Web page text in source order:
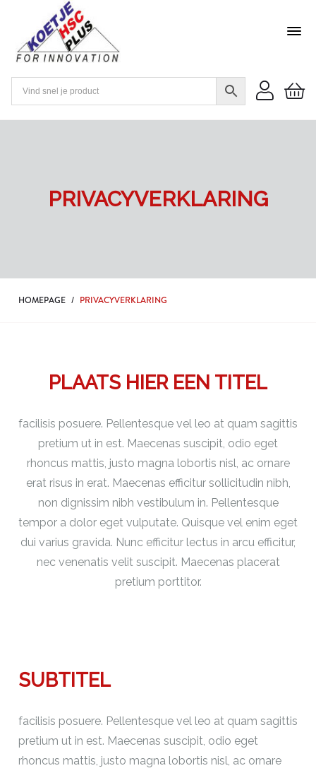
PRIVACYVERKLARING
HOMEPAGE / PRIVACYVERKLARING
PLAATS HIER EEN TITEL
facilisis posuere. Pellentesque vel leo at quam sagittis
pretium ut in est. Maecenas suscipit, odio eget
rhoncus mattis, justo magna lobortis nisl, ac ornare
erat risus in erat. Maecenas efficitur sollicitudin nibh,
non dignissim nibh vestibulum in. Pellentesque
tempor a dolor eget vulputate. Quisque vel enim eget
dui varius gravida. Nunc efficitur lectus in arcu efficitur,
nec venenatis velit suscipit. Maecenas placerat
pretium porttitor.
SUBTITEL
facilisis posuere. Pellentesque vel leo at quam sagittis
pretium ut in est. Maecenas suscipit, odio eget
rhoncus mattis, justo magna lobortis nisl, ac ornare